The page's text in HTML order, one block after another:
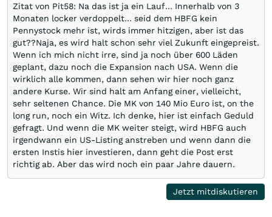
Zitat von Pit58: Na das ist ja ein Lauf... Innerhalb von 3
Monaten locker verdoppelt... seid dem HBFG kein
Pennystock mehr ist, wirds immer hitzigen, aber ist das
gut??Naja, es wird halt schon sehr viel Zukunft eingepreist.
Wenn ich mich nicht irre, sind ja noch über 600 Läden
geplant, dazu noch die Expansion nach USA. Wenn die
wirklich alle kommen, dann sehen wir hier noch ganz
andere Kurse. Wir sind halt am Anfang einer, vielleicht,
sehr seltenen Chance. Die MK von 140 Mio Euro ist, on the
long run, noch ein Witz. Ich denke, hier ist einfach Geduld
gefragt. Und wenn die MK weiter steigt, wird HBFG auch
irgendwann ein US-Listing anstreben und wenn dann die
ersten Instis hier investieren, dann geht die Post erst
richtig ab. Aber das wird noch ein paar Jahre dauern.
Jetzt mitdiskutieren